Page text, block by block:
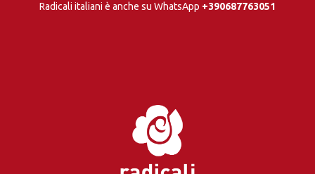
Radicali italiani è anche su WhatsApp +390687763051